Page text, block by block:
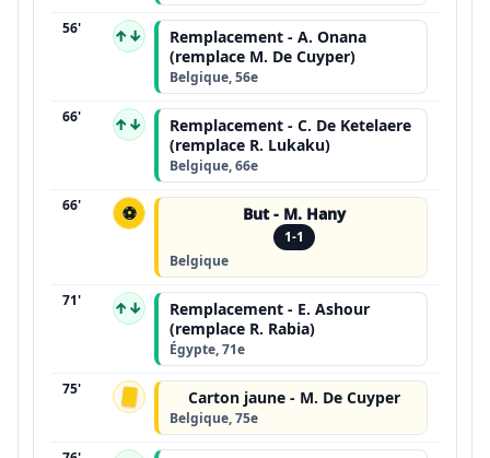
56' ↑↓
Remplacement - A. Onana
(remplace M. De Cuyper)
Belgique, 56e
66' ↑↓
Remplacement - C. De Ketelaere
(remplace R. Lukaku)
Belgique, 66e
66' ⚽ But - M. Hany
1-1
Belgique
71' ↑↓
Remplacement - E. Ashour
(remplace R. Rabia)
Égypte, 71e
75' Carton jaune - M. De Cuyper
Belgique, 75e